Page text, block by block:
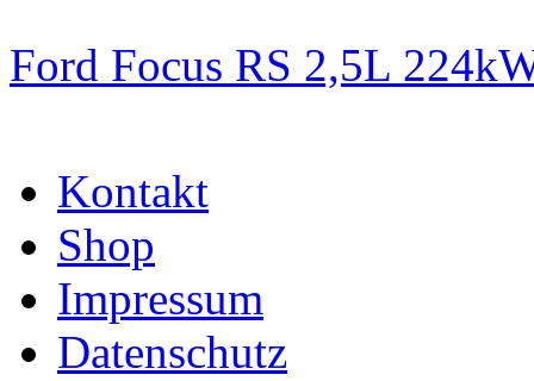
Ford Focus RS 2,5L
Kontakt
Shop
Impressum
Datenschutz